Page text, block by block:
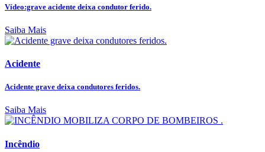
Vídeo:grave acidente deixa condutor ferido.
Saiba Mais
Acidente
Acidente grave deixa condutores feridos.
Saiba Mais
Incêndio